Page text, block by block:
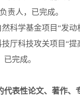
责人，已完成。
科学基金项目“发
技厅科技攻关项目“
已完成。
代表性论文、著作、